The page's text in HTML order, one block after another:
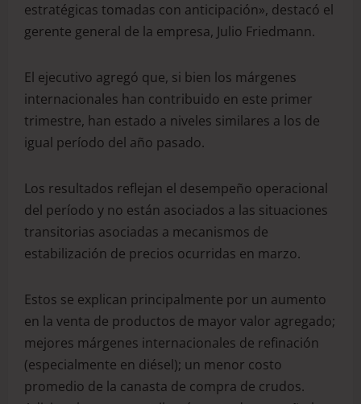
estratégicas tomadas con anticipación», destacó el
gerente general de la empresa, Julio Friedmann.
El ejecutivo agregó que, si bien los márgenes
internacionales han contribuido en este primer
trimestre, han estado a niveles similares a los de
igual período del año pasado.
Los resultados reflejan el desempeño operacional
del período y no están asociados a las situaciones
transitorias asociadas a mecanismos de
estabilización de precios ocurridas en marzo.
Estos se explican principalmente por un aumento
en la venta de productos de mayor valor agregado;
mejores márgenes internacionales de refinación
(especialmente en diésel); un menor costo
promedio de la canasta de compra de crudos.